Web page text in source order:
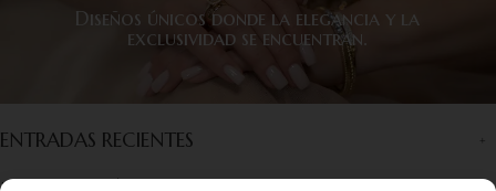
Diseños únicos donde la elegancia y la
exclusividad se encuentran.
ENTRADAS RECIENTES